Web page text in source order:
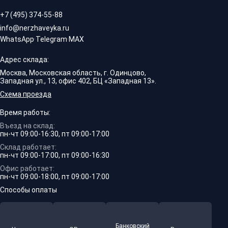
+7 (495) 374-55-88
info@nerzhaveyka.ru
WhatsApp·Telegram·MAX
Адрес склада:
Москва, Московская область, г. Одинцово,
Западная ул., 13, офис 402, БЦ «Западная 13».
Схема проезда
Время работы:
Въезд на склад:
пн-чт 09:00-16:30, пт 09:00-17:00
Склад работает:
пн-чт 09:00-17:00, пт 09:00-16:30
Офис работает:
пн-чт 09:00-18:00, пт 09:00-17:00
Способы оплаты
Банковский